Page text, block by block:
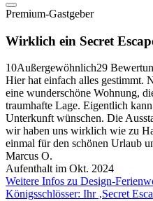
Premium-Gastgeber
Wirklich ein Secret
10Außergewöhnlich29
Hier hat einfach alles gestimmt.
eine wunderschöne Wohnung,
traumhafte Lage. Eigentlich
Unterkunft wünschen. Die
wir haben uns wirklich wie zu
einmal für den schönen Urlaub
Marcus O.
Aufenthalt im Okt. 2024
Weitere Infos zu Design-
Königsschlösser: Ihr ‚Secret